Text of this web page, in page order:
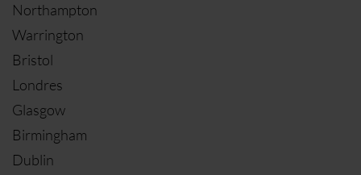
Northampton
Warrington
Bristol
Londres
Glasgow
Birmingham
Dublin